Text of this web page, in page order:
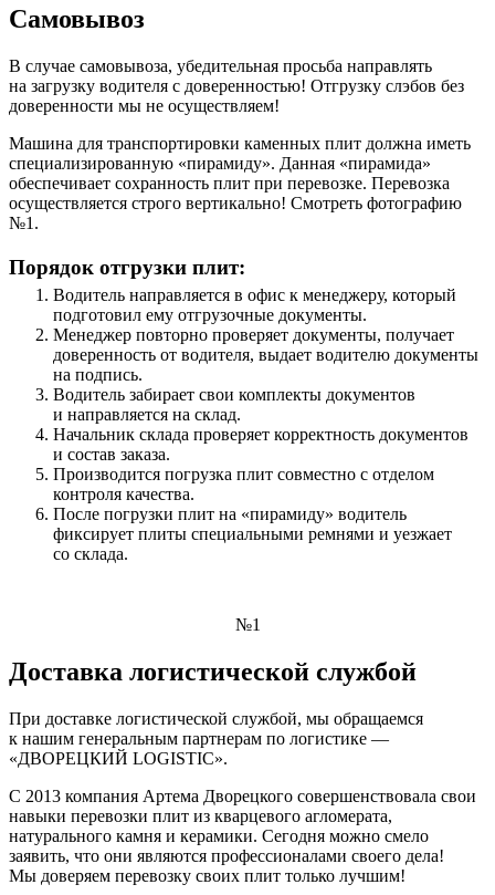
Самовывоз
В случае самовывоза, убедительная просьба направлять
на загрузку водителя с доверенностью! Отгрузку слэбов без
доверенности мы не осуществляем!
Машина для транспортировки каменных плит должна иметь
специализированную «пирамиду». Данная «пирамида»
обеспечивает сохранность плит при перевозке. Перевозка
осуществляется строго вертикально! Смотреть фотографию
№1.
Порядок отгрузки плит:
Водитель направляется в офис к менеджеру, который
подготовил ему отгрузочные документы.
Менеджер повторно проверяет документы, получает
доверенность от водителя, выдает водителю документы
на подпись.
Водитель забирает свои комплекты документов
и направляется на склад.
Начальник склада проверяет корректность документов
и состав заказа.
Производится погрузка плит совместно с отделом
контроля качества.
После погрузки плит на «пирамиду» водитель
фиксирует плиты специальными ремнями и уезжает
со склада.
№1
Доставка логистической службой
При доставке логистической службой, мы обращаемся
к нашим генеральным партнерам по логистике —
«ДВОРЕЦКИЙ LOGISTIC».
С 2013 компания Артема Дворецкого совершенствовала свои
навыки перевозки плит из кварцевого агломерата,
натурального камня и керамики. Сегодня можно смело
заявить, что они являются профессионалами своего дела!
Мы доверяем перевозку своих плит только лучшим!